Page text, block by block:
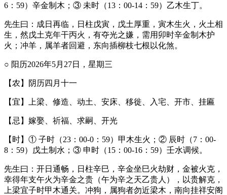
6：59）辛金制木；③ 未时（13：00-14：59）乙木生丁。
先生曰：成日再临，日柱戊寅，戊土厚重，寅木生火，火土相
生，然戊土克年干丙火，有夺光之嫌，需用卯时辛金制木护
火；冲羊，属羊者回避，东向插柳枝七根以化煞。
○ 阳历2026年5月27日，星期三
【农】阴历四月十一
【宜】上梁、修造、动土、安床、移徙、入宅、开市、挂匾
【忌】嫁娶、祈福、求嗣、开光
【时】① 子时（23：00-0：59）甲木生火；② 辰时（7：00-
8：59）戊土制水；③ 申时（15：00-16：59）壬水调候。
先生曰：开日通畅，日柱辛巳，辛金坐巳火劫财，金被火克，
幸得年支午火为辛金之贵（午为辛之天乙贵人），以贵解克，
上梁宜子时甲木通关。冲狗，属狗者勿近梁木，南向挂祥安阁